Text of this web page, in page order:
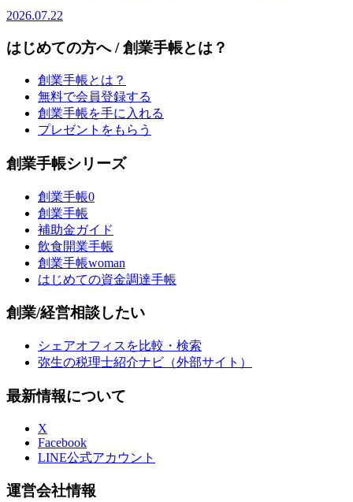
2026.07.22
はじめての方へ / 創業手帳とは？
創業手帳とは？
無料で会員登録する
創業手帳を手に入れる
プレゼントをもらう
創業手帳シリーズ
創業手帳0
創業手帳
補助金ガイド
飲食開業手帳
創業手帳woman
はじめての資金調達手帳
創業/経営相談したい
シェアオフィスを比較・検索
弥生の税理士紹介ナビ（外部サイト）
最新情報について
X
Facebook
LINE公式アカウント
運営会社情報